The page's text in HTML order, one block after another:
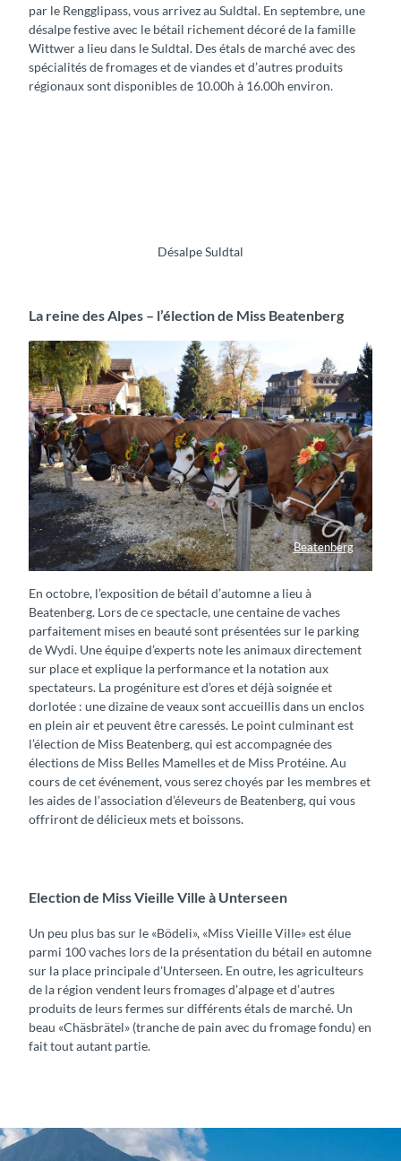
par le Rengglipass, vous arrivez au Suldtal. En septembre, une
désalpe festive avec le bétail richement décoré de la famille
Wittwer a lieu dans le Suldtal. Des étals de marché avec des
spécialités de fromages et de viandes et d’autres produits
régionaux sont disponibles de 10.00h à 16.00h environ.
Désalpe Suldtal
La reine des Alpes – l’élection de Miss Beatenberg
Beatenberg
Viehschau in Beatenberg
En octobre, l’exposition de bétail d’automne a lieu à
Beatenberg. Lors de ce spectacle, une centaine de vaches
parfaitement mises en beauté sont présentées sur le parking
de Wydi. Une équipe d’experts note les animaux directement
sur place et explique la performance et la notation aux
spectateurs. La progéniture est d’ores et déjà soignée et
dorlotée : une dizaine de veaux sont accueillis dans un enclos
en plein air et peuvent être caressés. Le point culminant est
l’élection de Miss Beatenberg, qui est accompagnée des
élections de Miss Belles Mamelles et de Miss Protéine. Au
cours de cet événement, vous serez choyés par les membres et
les aides de l’association d’éleveurs de Beatenberg, qui vous
offriront de délicieux mets et boissons.
Election de Miss Vieille Ville à Unterseen
Un peu plus bas sur le «Bödeli», «Miss Vieille Ville» est élue
parmi 100 vaches lors de la présentation du bétail en automne
sur la place principale d’Unterseen. En outre, les agriculteurs
de la région vendent leurs fromages d’alpage et d’autres
produits de leurs fermes sur différents étals de marché. Un
beau «Chäsbrätel» (tranche de pain avec du fromage fondu) en
fait tout autant partie.